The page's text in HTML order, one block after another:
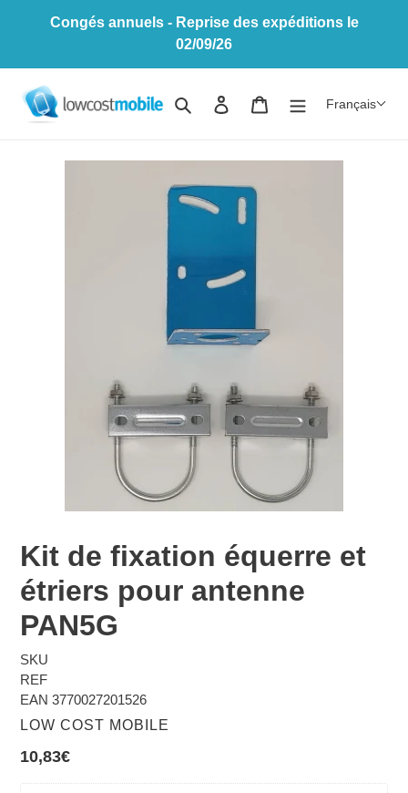
Congés annuels - Reprise des expéditions le
02/09/26
RechercherSe connecter
Panier Français
Kit de fixation équerre et
étriers pour antenne
PAN5G
SKU
REF
EAN 3770027201526
DISTRIBUTEUR
LOW COST MOBILE
Prix
normal
10,83€